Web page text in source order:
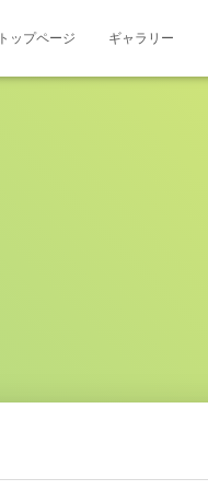
トップページ ギャラリー